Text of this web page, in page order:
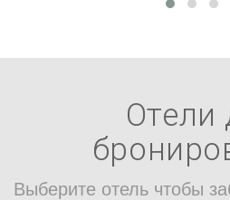
Отели
Выберите отель чтобы